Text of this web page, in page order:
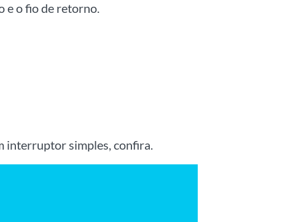
e o fio de retorno.
interruptor simples, confira.